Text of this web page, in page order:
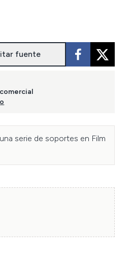
fuente
serie de soportes en Film